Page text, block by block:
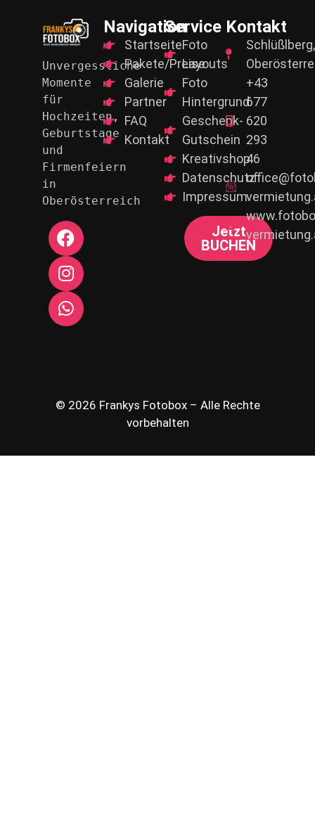
Unvergessliche
Momente
für
Hochzeiten,
Geburtstage
und
Firmenfeiern
in
Oberösterreich
Navigation
Startseite
Pakete/Preise
Galerie
Partner
FAQ
Kontakt
Service
Foto
Layouts
Foto
Hintergrund
Geschenk-
Gutschein
Kreativshop
Datenschutz
Impressum
Jetzt
BUCHEN
Kontakt
Schlüßlberg,
+43
677
620
293
46
© 2026 Frankys Fotobox – Alle Rechte
vorbehalten